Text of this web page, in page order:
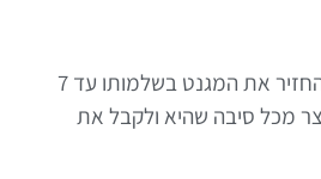
100% אחריות! ניתן להחזיר את המגנט בשלמותו עד 7
מכל סיבה שהיא ולקבל את